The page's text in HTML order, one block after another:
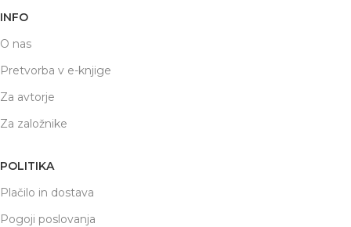
INFO
O nas
Pretvorba v e-knjige
Za avtorje
Za založnike
POLITIKA
Plačilo in dostava
Pogoji poslovanja